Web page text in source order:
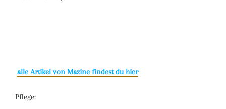
alle Artikel von Mazine findest du hier
Pflege: